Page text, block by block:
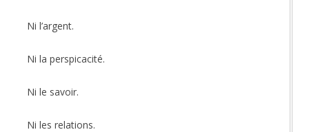
Ni l’argent.
Ni la perspicacité.
Ni le savoir.
Ni les relations.